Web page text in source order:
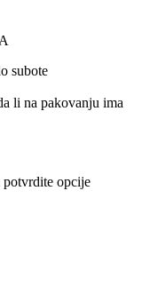
subote
li na pakovanju ima
opcije